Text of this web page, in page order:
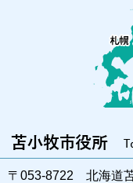
〒053-8722 北海道